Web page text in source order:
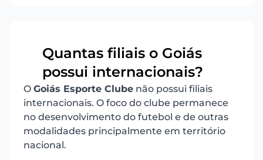
Quantas filiais o Goiás
possui internacionais?
O Goiás Esporte Clube não possui filiais
internacionais. O foco do clube permanece
no desenvolvimento do futebol e de outras
modalidades principalmente em território
nacional.